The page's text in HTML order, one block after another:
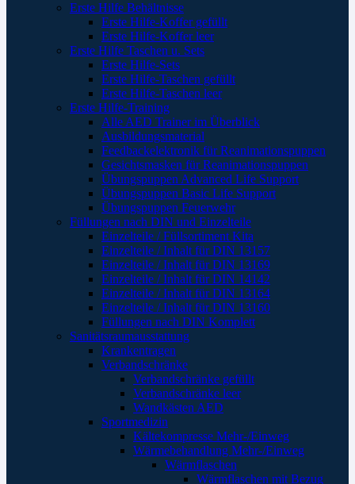
Erste Hilfe Behältnisse
Erste Hilfe-Koffer gefüllt
Erste Hilfe-Koffer leer
Erste Hilfe Taschen u. Sets
Erste Hilfe-Sets
Erste Hilfe-Taschen gefüllt
Erste Hilfe-Taschen leer
Erste Hilfe-Training
Alle AED Trainer im Überblick
Ausbildungsmaterial
Feedbackelektronik für Reanimationspuppen
Gesichtsmasken für Reanimationspuppen
Übungspuppen Advanced Life Support
Übungspuppen Basic Life Support
Übungspuppen Feuerwehr
Füllungen nach DIN und Einzelteile
Einzelteile / Füllsortiment Kita
Einzelteile / Inhalt für DIN 13157
Einzelteile / Inhalt für DIN 13169
Einzelteile / Inhalt für DIN 14142
Einzelteile / Inhalt für DIN 13164
Einzelteile / Inhalt für DIN 13160
Füllungen nach DIN Komplett
Sanitätsraumausstattung
Krankentragen
Verbandschränke
Verbandschränke gefüllt
Verbandschränke leer
Wandkästen AED
Sportmedizin
Kältekompresse Mehr-/Einweg
Wärmebehandlung Mehr-/Einweg
Wärmflaschen
Wärmflaschen mit Bezug